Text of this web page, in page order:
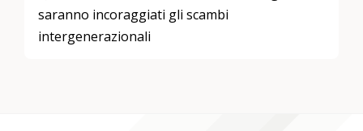
saranno incoraggiati gli scambi
intergenerazionali